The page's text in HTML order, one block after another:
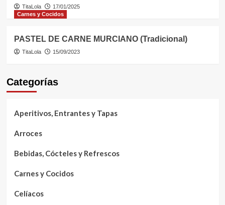
TitaLola
17/01/2025
Carnes y Cocidos
PASTEL DE CARNE MURCIANO (Tradicional)
TitaLola 15/09/2023
Categorías
Aperitivos, Entrantes y Tapas
Arroces
Bebidas, Cócteles y Refrescos
Carnes y Cocidos
Celíacos